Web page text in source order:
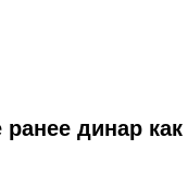
динар как